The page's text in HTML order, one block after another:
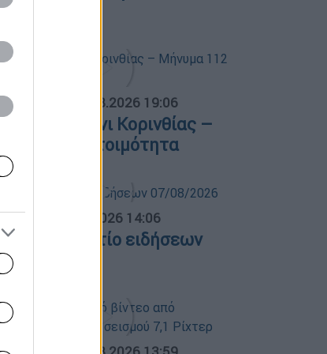
2026
07.08.2026 19:06
στο Στεφάνι Κορινθίας –
112 για ετοιμότητα
07.08.2026 14:06
δελτίο ειδήσεων